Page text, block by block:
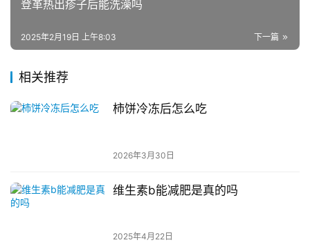
登革热出疹子后能洗澡吗
下一篇
2025年2月19日 上午8:03
相关推荐
柿饼冷冻后怎么吃
2026年3月30日
维生素b能减肥是真的吗
2025年4月22日